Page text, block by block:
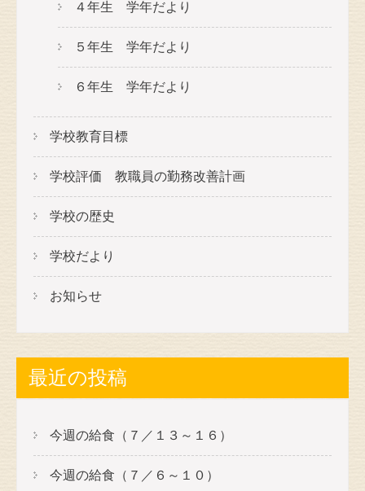
４年生 学年だより
５年生 学年だより
６年生 学年だより
学校教育目標
学校評価 教職員の勤務改善計画
学校の歴史
学校だより
お知らせ
最近の投稿
今週の給食（７／１３～１６）
今週の給食（７／６～１０）